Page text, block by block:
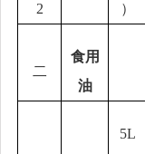
2
）
二
食用
油
5L